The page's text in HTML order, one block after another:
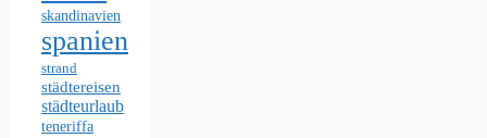
skandinavien
spanien
strand
städtereisen
städteurlaub
teneriffa